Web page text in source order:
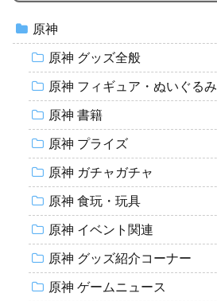
原神
原神 グッズ全般
原神 フィギュア・ぬいぐるみ
原神 書籍
原神 プライズ
原神 ガチャガチャ
原神 食玩・玩具
原神 イベント関連
原神 グッズ紹介コーナー
原神 ゲームニュース